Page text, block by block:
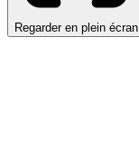
Regarder en plein écran